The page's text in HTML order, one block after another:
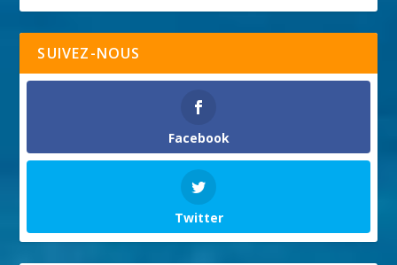
SUIVEZ-NOUS
Facebook
Twitter